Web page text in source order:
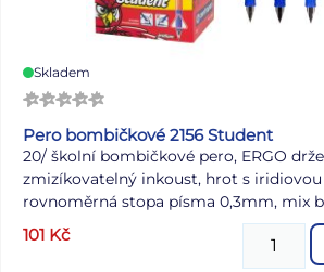
Skladem
Pero bombičkové 2156 Student
20/ školní bombičkové pero, ERGO
zmizíkovatelný inkoust, hrot s
rovnoměrná stopa písma 0,3mm, mix
Dodáváno v mixu dle aktuální skladové
101 Kč